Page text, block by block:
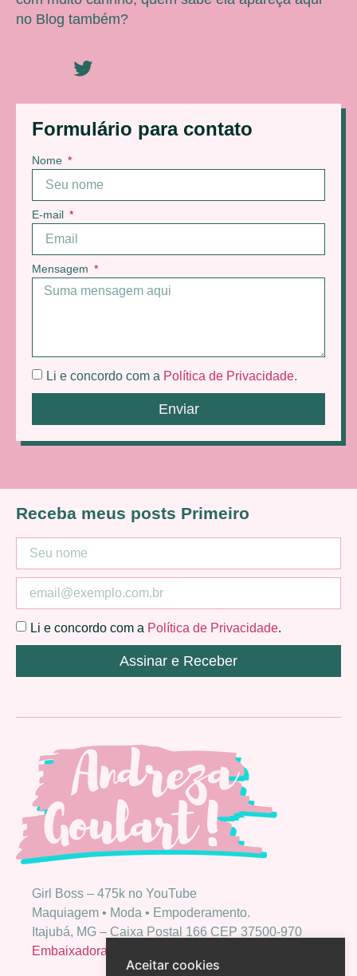
Formulário para contato
Nome
E-mail
Mensagem
Li e concordo com a Política de Privacidade
Enviar
no Blog também?
Girl Boss – 475k no YouTube
Maquiagem • Moda • Empoderamento.
Itajubá, MG – Caixa Postal 166 CEP 37500-970
Embaixadora Bio Extratus
Receba meus posts Primeiro
Li e concordo com a Política de Privacidade
Assinar e Receber
Aceitar cookies